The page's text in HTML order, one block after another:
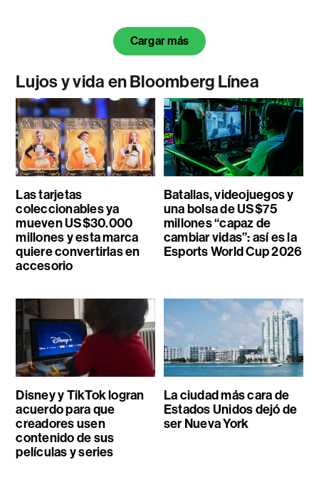
Cargar más
Lujos y vida en Bloomberg Línea
Las tarjetas
coleccionables ya
mueven US$30.000
millones y esta marca
quiere convertirlas en
accesorio
Batallas, videojuegos y
una bolsa de US$75
millones “capaz de
cambiar vidas”: así es la
Esports World Cup 2026
Disney y TikTok logran
acuerdo para que
creadores usen
contenido de sus
películas y series
La ciudad más cara de
Estados Unidos dejó de
ser Nueva York